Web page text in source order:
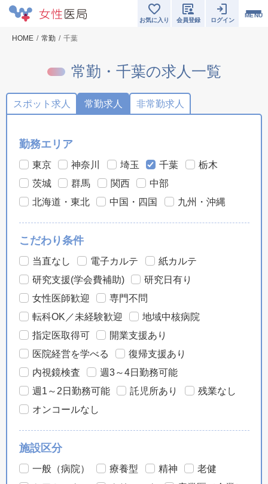
MENU
お気に入り 会員登録 ログイン
HOME 常勤 千葉
常勤・千葉の求人一覧
スポット求人 常勤求人 非常勤求人
勤務エリア
東京 神奈川 埼玉 千葉
栃木
茨城
群馬 関西
中部
北海道・東北
中国・四国 九州・沖縄
こだわり条件
当直なし 電子カルテ
紙カルテ
研究支援(学会費補助)
研究日有り
女性医師歓迎
専門不問
転科OK／未経験歓迎
地域中核病院
指定医取得可
開業支援あり
医院経営を学べる
復帰支援あり
内視鏡検査
週3～4日勤務可能
週1～2日勤務可能
託児所あり
残業なし
オンコールなし
施設区分
一般（病院） 療養型 精神
老健